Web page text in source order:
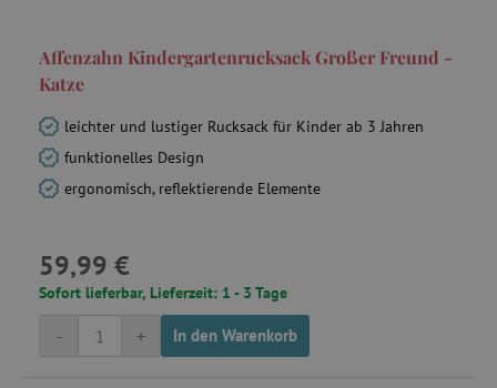
Affenzahn Kindergartenrucksack Großer Freund -
Katze
leichter und lustiger Rucksack für Kinder ab 3 Jahren
funktionelles Design
ergonomisch, reflektierende Elemente
59,99 €
Sofort lieferbar, Lieferzeit: 1 - 3 Tage
+
- In den Warenkorb